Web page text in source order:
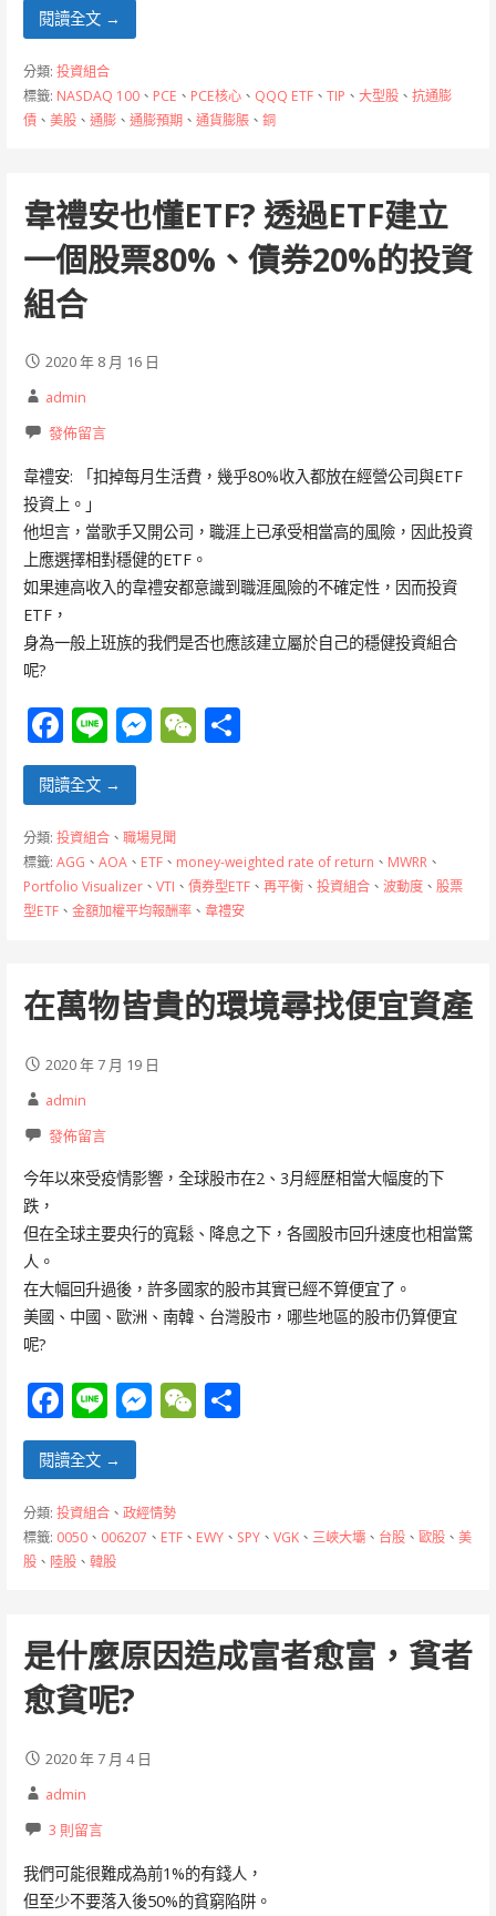
e
b
o
o
e
n
g
at
閱讀全文 →
分類: 投資組合
標籤: NASDAQ 100、 PCE 、 PCE核心、 QQQ ETF、 TIP 、 大型股、 抗通膨
債、 美股、 通膨、 通膨預期、 通貨膨脹、 銅
韋禮安也懂ETF? 透過ETF建立
一個股票80%、債券20%的投資
組合
2020 年 8 月 16 日
admin
發佈留言
韋禮安: 「扣掉每月生活費，幾乎80%收入都放在經營公司與ETF
投資上。」
他坦言，當歌手又開公司，職涯上已承受相當高的風險，因此投資
上應選擇相對穩健的ETF。
如果連高收入的韋禮安都意識到職涯風險的不確定性，因而投資
ETF，
身為一般上班族的我們是否也應該建立屬於自己的穩健投資組合
呢?
F
ac
e
b
o
o
Li
n
e
M
e
n
g
W
at
分
閱讀全文 →
分類: 投資組合、 職場見聞
標籤: AGG 、 AOA、 ETF、 money-weighted rate of return 、 MWRR、
Portfolio Visualizer、 VTI 、 債券型ETF、 再平衡、 投資組合、 波動度、 股票
型ETF、 金額加權平均報酬率、 韋禮安
在萬物皆貴的環境尋找便宜資產
2020 年 7 月 19 日
admin
發佈留言
今年以來受疫情影響，全球股市在2、3月經歷相當大幅度的下
跌，
但在全球主要央行的寬鬆、降息之下，各國股市回升速度也相當驚
人。
在大幅回升過後，許多國家的股市其實已經不算便宜了。
美國、中國、歐洲、南韓、台灣股市，哪些地區的股市仍算便宜
呢?
F
ac
e
b
o
o
Li
n
e
M
e
n
W
at
分
閱讀全文 →
分類: 投資組合、 政經情勢
標籤: 0050、 006207 、 ETF、 EWY、 SPY、 VGK、 三峽大壩、 台股、 歐股、 美
股、 陸股、 韓股
是什麼原因造成富者愈富，貧者
愈貧呢?
2020 年 7 月 4 日
admin
3 則留言
我們可能很難成為前1%的有錢人，
但至少不要落入後50%的貧窮陷阱。